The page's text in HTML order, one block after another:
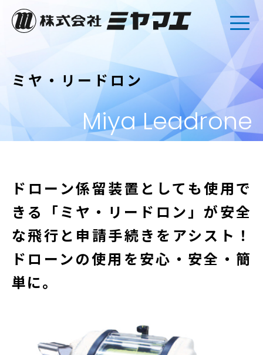
ミヤ・リードロン
Miya Leadrone
ドローン係留装置としても使用で
きる
「ミヤ・リードロン」が安全
な飛行と申請手続きをアシスト！
ドローンの使用を安心・安全・簡
単に。